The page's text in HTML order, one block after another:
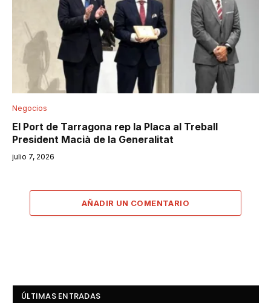
Negocios
El Port de Tarragona rep la Placa al Treball
President Macià de la Generalitat
julio 7, 2026
AÑADIR UN COMENTARIO
ÚLTIMAS ENTRADAS